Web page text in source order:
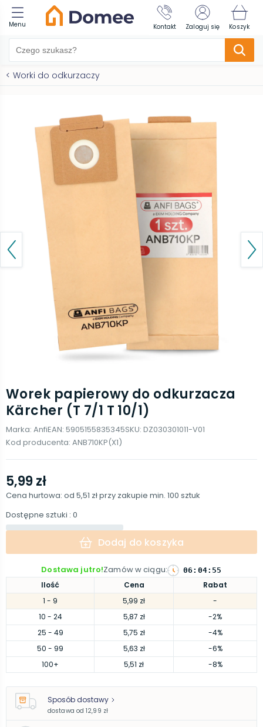
Menu Kontakt Zaloguj się Koszyk
< Worki do odkurzaczy
Worek papierowy do odkurzacza
Kärcher (T 7/1 T 10/1)
Marka: AnfiEAN: 5905155835345SKU: DZ030301011-V01
Kod producenta: ANB710KP(X1)
Ilość Cena
Rabat
1 - 9 5,99 zł
-
10 - 24 5,87 zł
-2%
25 - 49 5,75 zł
-4%
50 - 99 5,63 zł
-6%
100+ 5,51 zł -8%
5,99 zł
Cena hurtowa: od 5,51 złprzy zakupie min. 100 sztuk
Dostępne sztuki : 0
Dodaj do koszyka
Dostawa jutro!Zamów w ciągu: 06 : 04: 54
Sposób dostawy
dostawa od 12,99 zł